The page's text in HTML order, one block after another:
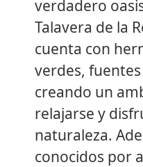
verdadero
Talavera de la
cuenta con
verdes,
creando un
relajarse y
naturaleza.
conocidos por